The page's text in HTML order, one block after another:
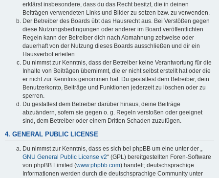
erklärst insbesondere, dass du das Recht besitzt, die in deinen
Beiträgen verwendeten Links und Bilder zu setzen bzw. zu verwenden.
Der Betreiber des Boards übt das Hausrecht aus. Bei Verstößen gegen
diese Nutzungsbedingungen oder anderer im Board veröffentlichten
Regeln kann der Betreiber dich nach Abmahnung zeitweise oder
dauerhaft von der Nutzung dieses Boards ausschließen und dir ein
Hausverbot erteilen.
Du nimmst zur Kenntnis, dass der Betreiber keine Verantwortung für die
Inhalte von Beiträgen übernimmt, die er nicht selbst erstellt hat oder die
er nicht zur Kenntnis genommen hat. Du gestattest dem Betreiber, dein
Benutzerkonto, Beiträge und Funktionen jederzeit zu löschen oder zu
sperren.
Du gestattest dem Betreiber darüber hinaus, deine Beiträge
abzuändern, sofern sie gegen o. g. Regeln verstoßen oder geeignet
sind, dem Betreiber oder einem Dritten Schaden zuzufügen.
4. GENERAL PUBLIC LICENSE
Du nimmst zur Kenntnis, dass es sich bei phpBB um eine unter der „
GNU General Public License v2“ (GPL) bereitgestellten Foren-Software
von phpBB Limited (www.phpbb.com) handelt; deutschsprachige
Informationen werden durch die deutschsprachige Community unter